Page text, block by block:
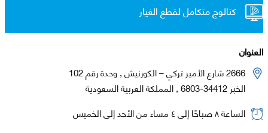
كتالوج متكامل لقطع الغيار
العنوان
2666 شارع الأمير تركي – الكورنيش , وحدة رقم 102
الخبر 34412-6803 , المملكة العربية السعودية
الساعة ٨ صباحًا إلى ٤ مساء من الأحد إلى الخميس